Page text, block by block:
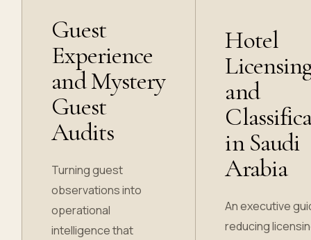
Guest
Experience
and Mystery
Guest
Audits
Turning guest
observations into
operational
intelligence that
Hotel
and
in Saudi
Arabia
An executive
reducing